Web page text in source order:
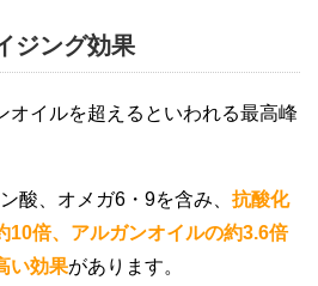
ジング効果
オイルを超えるといわれる最高峰
酸、オメガ6・9を含み、 抗酸化
10倍、アルガンオイルの約3.6倍
い効果があります。